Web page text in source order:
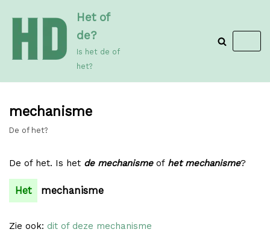
de
inhoud
Het of
de?
Is het de of
het?
mechanisme
De of het?
De of het. Is het de mechanismeof het mechanisme?
Het mechanisme
Zie ook: dit of deze mechanisme